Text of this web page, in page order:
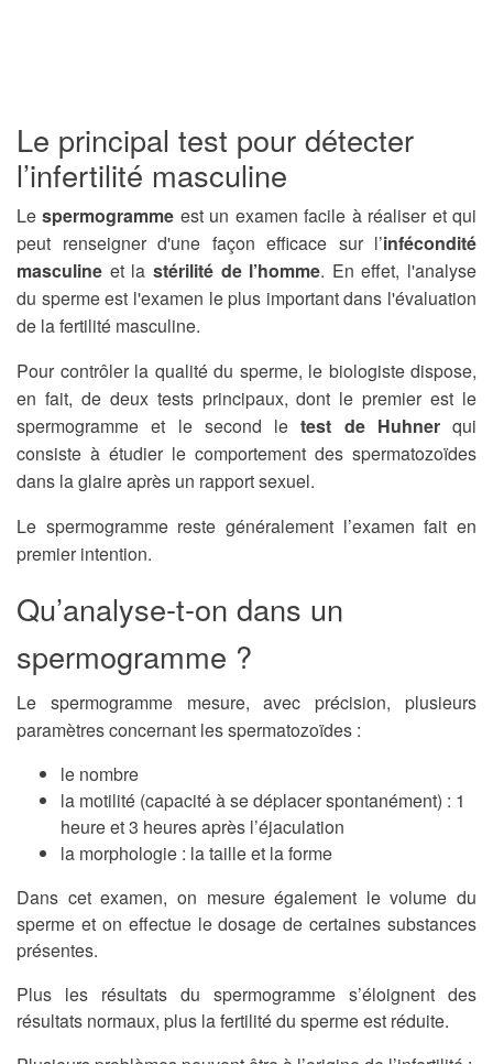
Le principal test pour détecter
l’infertilité masculine
Lespermogramme est un examen facile à réaliser et qui
peut renseigner d'une façon efficace sur l’infécondité
masculine et la stérilité de l’homme. En effet, l'analyse
du sperme est l'examen le plus important dans l'évaluation
de la fertilité masculine.
Pour contrôler la qualité du sperme, le biologiste dispose,
en fait, de deux tests principaux, dont le premier est le
spermogramme et le second letest de Huhnerqui
consiste à étudier le comportement des spermatozoïdes
dans la glaire après un rapport sexuel.
Le spermogramme reste généralement l’examen fait en
premier intention.
Qu’analyse-t-on dans un
spermogramme ?
Le spermogramme mesure, avec précision, plusieurs
paramètres concernant les spermatozoïdes :
le nombre
la motilité (capacité à se déplacer spontanément) : 1
heure et 3 heures après l’éjaculation
la morphologie : la taille et la forme
Dans cet examen, on mesure également le volume du
sperme et on effectue le dosage de certaines substances
présentes.
Plus les résultats du spermogramme s’éloignent des
résultats normaux, plus la fertilité du sperme est réduite.